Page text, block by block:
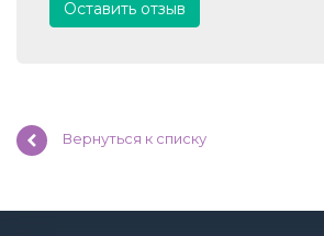
Оставить отзыв
Вернуться к списку